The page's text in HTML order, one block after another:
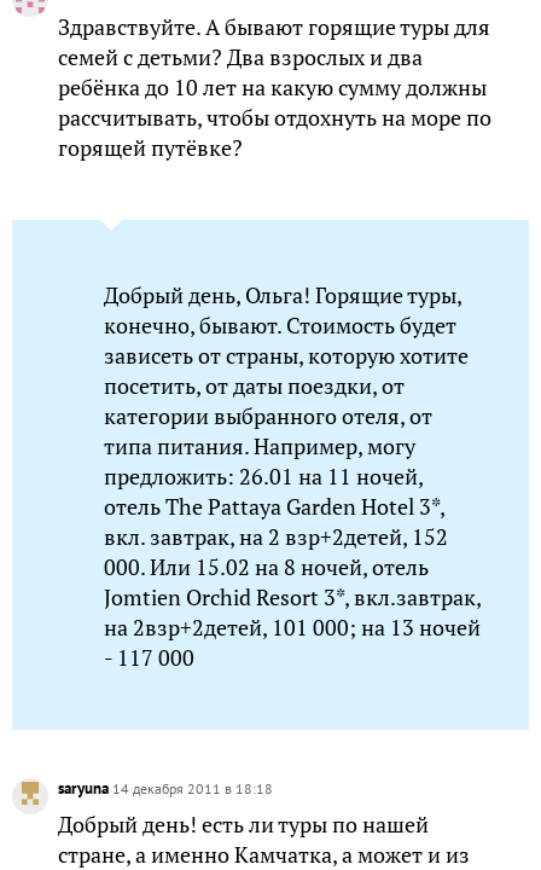
Здравствуйте. А бывают горящие туры для
семей с детьми? Два взрослых и два
ребёнка до 10 лет на какую сумму должны
рассчитывать, чтобы отдохнуть на море по
горящей путёвке?
Добрый день, Ольга! Горящие туры,
конечно, бывают. Стоимость будет
зависеть от страны, которую хотите
посетить, от даты поездки, от
категории выбранного отеля, от
типа питания. Например, могу
предложить: 26.01 на 11 ночей,
отель The Pattaya Garden Hotel 3*,
вкл. завтрак, на 2 взр+2детей, 152
000. Или 15.02 на 8 ночей, отель
Jomtien Orchid Resort 3*, вкл.завтрак,
на 2взр+2детей, 101 000; на 13 ночей
- 117 000
saryuna 14 декабря 2011 в 18:18
Добрый день! есть ли туры по нашей
стране, а именно Камчатка, а может и из